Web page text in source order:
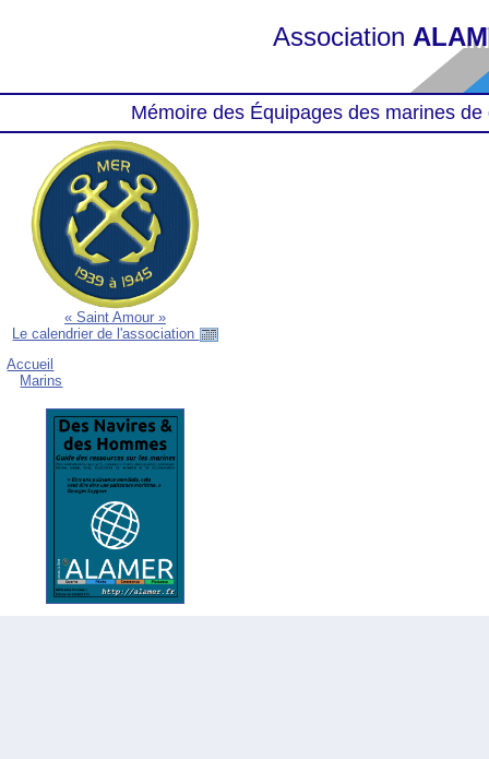
Association
Mémoire des Équipages des marines
« Saint Amour »
Le calendrier de l'association
Accueil
Marins